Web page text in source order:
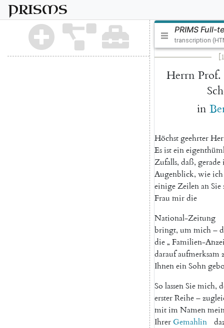
PRISMS
PRIMS Full-
transcription
Herrn Prof.
in
Höchstgeehrter
Esistein
Zufalls, daß, gerade
Augenblick, wieich
einigeZeilenanSie
Frau mirdie
National-Zeitung
bringt, ummich–
die„ Familien-
daraufaufmerksam
IhneneinSohn
So lassenSiemich,
ersterReihe–
mitimNamen
Ihrer Gemahlin